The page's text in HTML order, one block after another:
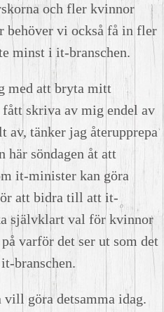
och fler kvinnor
behöver vi också få in fler
minst i it-branschen.
med att bryta mitt
skriva av mig endel av
tänker jag återupprepa
här söndagen åt att
it-minister kan göra
att bidra till att it-
självklart val för kvinnor
varför det ser ut som det
branschen.
vill göra detsamma idag.